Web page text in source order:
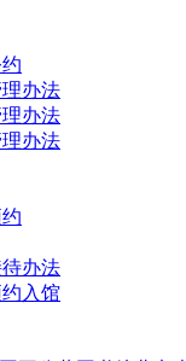
办法
办法
办法
办法
入馆